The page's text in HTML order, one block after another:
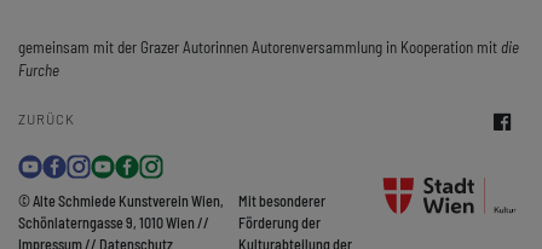
gemeinsam mit der Grazer Autorinnen Autorenversammlung in Kooperation mitdie
Furche
ZURÜCK
© Alte Schmiede Kunstverein Wien,
Schönlaterngasse 9, 1010 Wien //
Impressum// Datenschutz
Mit besonderer
Förderung der
Kulturabteilung der